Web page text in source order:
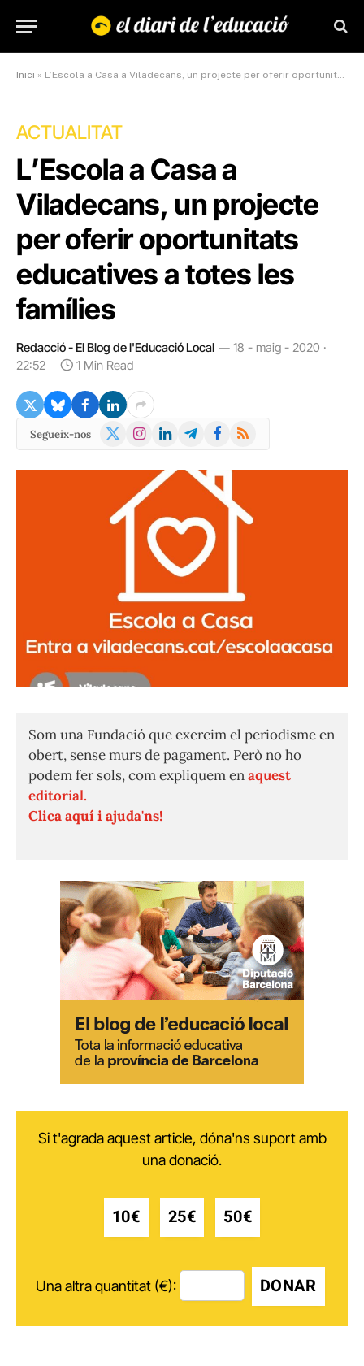
Inici » L’Escola a Casa a Viladecans, un projecte per oferir oportunitats educatives a totes les famílies
ACTUALITAT
L’Escola a Casa a
Viladecans, un projecte
per oferir oportunitats
educatives a totes les
famílies
Redacció - El Blog de l'Educació Local
18 - maig - 2020 ·
22:52
1 Min Read
Segueix-nos
X
Instagram
LinkedInTelegramFacebook
RSS
Som una Fundació que exercim el periodisme en
obert, sense murs de pagament. Però no ho
podem fer sols, com expliquem enaquest
editorial.
Clica aquí i ajuda'ns!
Si t'agrada aquest article, dóna'ns suport amb
una donació.
10€ 25€ 50€
Una altra quantitat (€): DONAR